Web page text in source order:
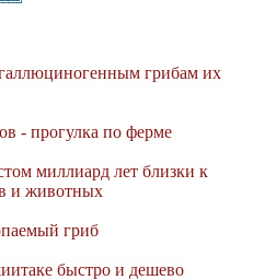
грибам их
- прогулка по ферме
миллиард лет близки к
и животных
гриб
быстро и дешево